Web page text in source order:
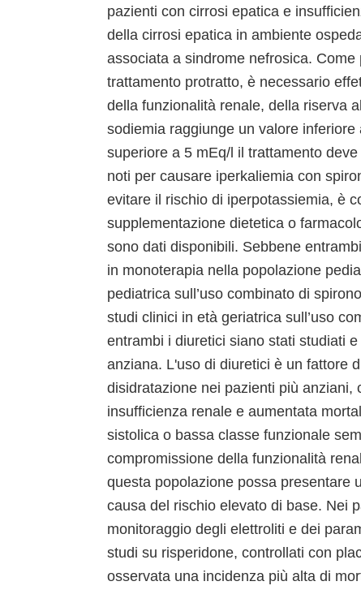
pazienti con cirrosi epatica e
della cirrosi epatica in ambiente
associata a sindrome nefrosica.
trattamento protratto, è necessario
della funzionalità renale, della riserva
sodiemia raggiunge un valore
superiore a 5 mEq/l il trattamento
noti per causare iperkaliemia con
evitare il rischio di iperpotassiemia, è
supplementazione dietetica o
sono dati disponibili. Sebbene
in monoterapia nella popolazione
pediatrica sull’uso combinato di
studi clinici in età geriatrica sull’uso
entrambi i diuretici siano stati studiati
anziana. L'uso di diuretici è un fattore
disidratazione nei pazienti più
insufficienza renale e aumentata
sistolica o bassa classe funzionale
compromissione della funzionalità
questa popolazione possa presentare
causa del rischio elevato di base. Nei
monitoraggio degli elettroliti e dei
studi su risperidone, controllati con
osservata una incidenza più alta di